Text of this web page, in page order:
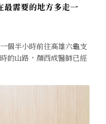
最需要的地方多走一
個半小時前往高雄六龜支
的山路，顏西成醫師已經